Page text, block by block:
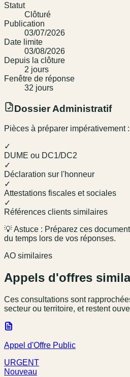
Statut
Clôturé
Publication
03/07/2026
Date limite
03/08/2026
Depuis la clôture
2 jours
Fenêtre de réponse
32 jours
Dossier Administratif
Pièces à préparer impérativement :
✓
DUME ou DC1/DC2
✓
Déclaration sur l'honneur
✓
Attestations fiscales et sociales
✓
Références clients similaires
💡 Astuce : Préparez ces
du temps lors de vos réponses.
AO similaires
Appels d'offres
Ces consultations sont
secteur ou territoire, et restent
Appel d'Offre Public
URGENT
Nouveau